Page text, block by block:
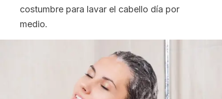
costumbre para lavar el cabello día por
medio.